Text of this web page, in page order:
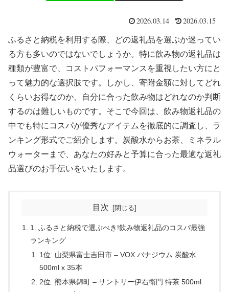
2026.03.14 2026.03.15
ふるさと納税を利用する際、どの返礼品を選ぶか迷ってい
る方も多いのではないでしょうか。特に飲み物の返礼品は
種類が豊富で、コストパフォーマンスを重視したい方にと
って魅力的な選択肢です。しかし、寄附金額に対してどれ
くらいお得なのか、自分に合った飲み物はどれなのか判断
するのは難しいものです。そこで今回は、飲み物返礼品の
中でも特にコスパが優秀なアイテムを徹底的に調査し、ラ
ンキング形式でご紹介します。炭酸水からお茶、ミネラル
ウォーターまで、あなたの好みと予算に合った最適な返礼
品選びのお手伝いをいたします。
目次
1. ふるさと納税で選ぶべき!飲み物返礼品のコスパ最強
ランキング
1位: 山梨県富士吉田市 – VOX バナジウム 炭酸水
500ml x 35本
2位: 熊本県錦町 – サントリー伊右衛門 特茶 500ml